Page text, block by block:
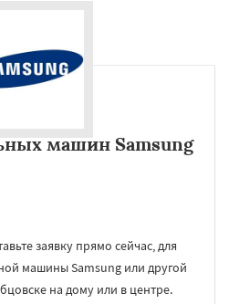
машин Samsung
заявку прямо сейчас, для
машины Samsung или другой
на дому или в центре.